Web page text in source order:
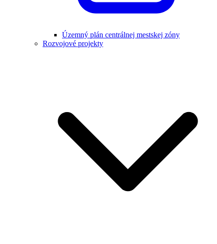
Územný plán centrálnej mestskej zóny
Rozvojové projekty